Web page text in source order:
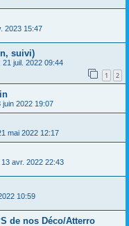
2023 15:47
suivi)
21 juil. 2022 09:44
1 2
juin 2022 19:07
mai 2022 12:17
13 avr. 2022 22:43
10:59
de nos Déco/Atterro